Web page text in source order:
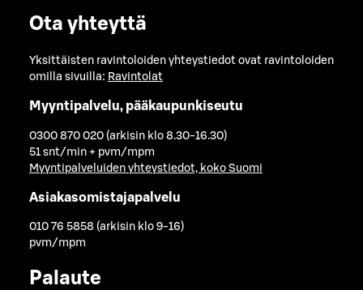
Ota yhteyttä
Yksittäisten ravintoloiden yhteystiedot ovat ravintoloiden
omilla sivuilla: Ravintolat
Myyntipalvelu, pääkaupunkiseutu
0300 870 020 (arkisin klo 8.30-16.30)
51 snt/min + pvm/mpm
Myyntipalveluiden yhteystiedot, koko Suomi
Asiakasomistajapalvelu
010 76 5858 (arkisin klo 9-16)
pvm/mpm
Palaute